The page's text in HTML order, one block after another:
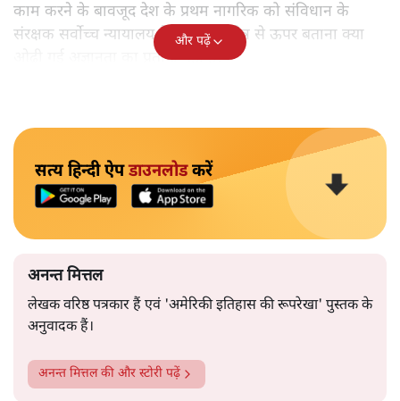
काम करने के बावजूद देश के प्रथम नागरिक को संविधान के
संरक्षक सर्वोच्च न्यायालय के अधिकार क्षेत्र से ऊपर बताना क्या
ओढ़ी गई अज्ञानता का प्रतीक नहीं है?
और पढ़ें
सत्य हिन्दी ऐपडाउनलोडकरें
अनन्त मित्तल
लेखक वरिष्ठ पत्रकार हैं एवं 'अमेरिकी इतिहास की रूपरेखा' पुस्तक के
अनुवादक हैं।
अनन्त मित्तलकी और स्टोरी पढ़ें